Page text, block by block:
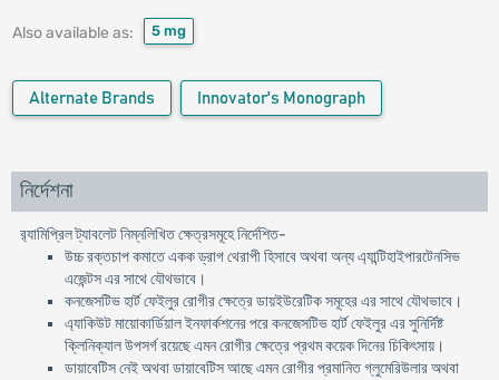
Also available as: 5 mg
Alternate Brands Innovator's Monograph
নির্দেশনা
র‍্যামিপ্রিল ট্যাবলেট নিম্নলিখিত ক্ষেত্রসমূহে নির্দেশিত-
উচ্চ রক্তচাপ কমাতে একক ড্রাগ থেরাপী হিসাবে অথবা অন্য এ্যান্টিহাইপারটেনসিভ
এজেন্টস এর সাথে যৌথভাবে।
কনজেসটিভ হার্ট ফেইলুর রোগীর ক্ষেত্রে ডায়ইউরেটিক সমূহের এর সাথে যৌথভাবে।
এ্যাকিউট মায়োকার্ডিয়াল ইনফার্কশনের পরে কনজেসটিভ হার্ট ফেইলুর এর সুনির্দিষ্ট
ক্লিনিক্যাল উপসর্গ রয়েছে এমন রোগীর ক্ষেত্রে প্রথম কয়েক দিনের চিকিৎসায়।
ডায়াবেটিস নেই অথবা ডায়াবেটিস আছে এমন রোগীর প্রমানিত গ্লুমেরিউলার অথবা